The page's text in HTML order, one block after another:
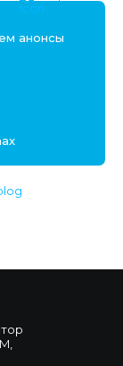
анонсы